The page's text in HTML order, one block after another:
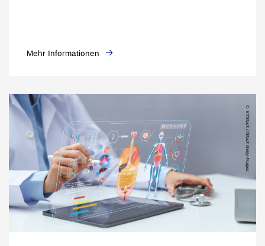
Mehr Informationen
KTStock / iStock Getty-Images